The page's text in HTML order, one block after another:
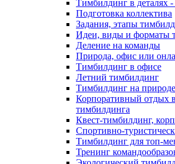
Тимбилдинг в деталях -
Подготовка коллектива
Задания, этапы
Идеи, виды и форматы
Деление на команды
Природа, офис или
Тимбилдинг в офисе
Летний тимбилдинг
Тимбилдинг на природе
Корпоративный отдых
тимбилдинга
Квест-тимбилдинг,
Спортивно-
Тимбилдинг для топ-
Тренинг